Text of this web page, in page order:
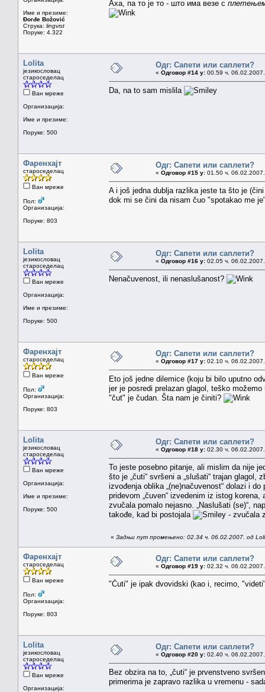
Име и презиме:
Đorđe Božović
Струка: lingvist
Поруке: 4.322
Аха, па то је то - што има везе с
Lolita
језикословац
староседелац
Ван мреже
Организација:
Име и презиме:
Поруке: 500
Одг: Сапети или саплети?
« Одговор #14 у: 00.59 ч.
Da, na to sam mislila
Фаренхајт
староседелац
Ван мреже
Пол:
Организација:
Поруке: 803
Одг: Сапети или саплети?
« Одговор #15 у: 01.50 ч.
A i još jedna dublja razlika jeste ta što je
dok mi se čini da nisam čuo "spotakao me
Lolita
језикословац
староседелац
Ван мреже
Организација:
Име и презиме:
Поруке: 500
Одг: Сапети или саплети?
« Одговор #16 у: 02.05 ч.
Nenačuvenost, ili nenaslušanost?
Фаренхајт
староседелац
Ван мреже
Пол:
Организација:
Поруке: 803
Одг: Сапети или саплети?
« Одговор #17 у: 02.10 ч.
Eto još jedne dilemice (koju bi bilo uputno
jer je posredi prelazan glagol, teško
"čut" je čudan. Šta nam je činiti?
Lolita
језикословац
староседелац
Ван мреже
Организација:
Име и презиме:
Поруке: 500
Одг: Сапети или саплети?
« Одговор #18 у: 02.30 ч.
To jeste posebno pitanje, ali mislim da nije
što je „čuti“ svršeni a „slušati“ trajan
izvođenja oblika „(ne)načuvenost“ dolazi i
pridevom „čuven“ izvedenim iz istog
zvučala pomalo nejasno. „Naslušati (se)“,
takođe, kad bi postojala
- zvučala
« Задњи пут промењено: 02.34 ч. 06.02.2007. од
Фаренхајт
староседелац
Ван мреже
Пол:
Организација:
Поруке: 803
Одг: Сапети или саплети?
« Одговор #19 у: 02.32 ч.
"Čuti" je ipak dvovidski (kao i, recimo,
Lolita
језикословац
староседелац
Ван мреже
Организација:
Одг: Сапети или саплети?
« Одговор #20 у: 02.40 ч.
Bez obzira na to, „čuti“ je prvenstveno
primerima je zapravo razlika u vremenu -